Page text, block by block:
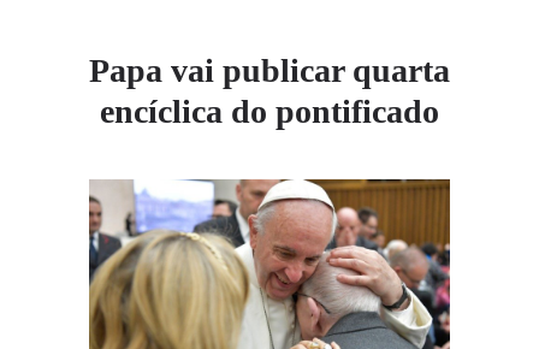
Papa vai publicar quarta
encíclica do pontificado